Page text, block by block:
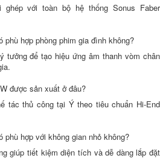
với toàn bộ hệ thống Sonus Faber
hợp phòng phim gia đình không?
tưởng để tạo hiệu ứng âm thanh vòm chân
được sản xuất ở đâu?
tác thủ công tại Ý theo tiêu chuẩn Hi-End
hợp với không gian nhỏ không?
giúp tiết kiệm diện tích và dễ dàng lắp đặt